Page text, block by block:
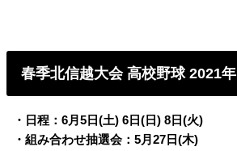
春季北信越大会 高校野球 2021年
・日程：6月5日(土) 6日(日) 8日(火)
・組み合わせ抽選会：5月27日(木)